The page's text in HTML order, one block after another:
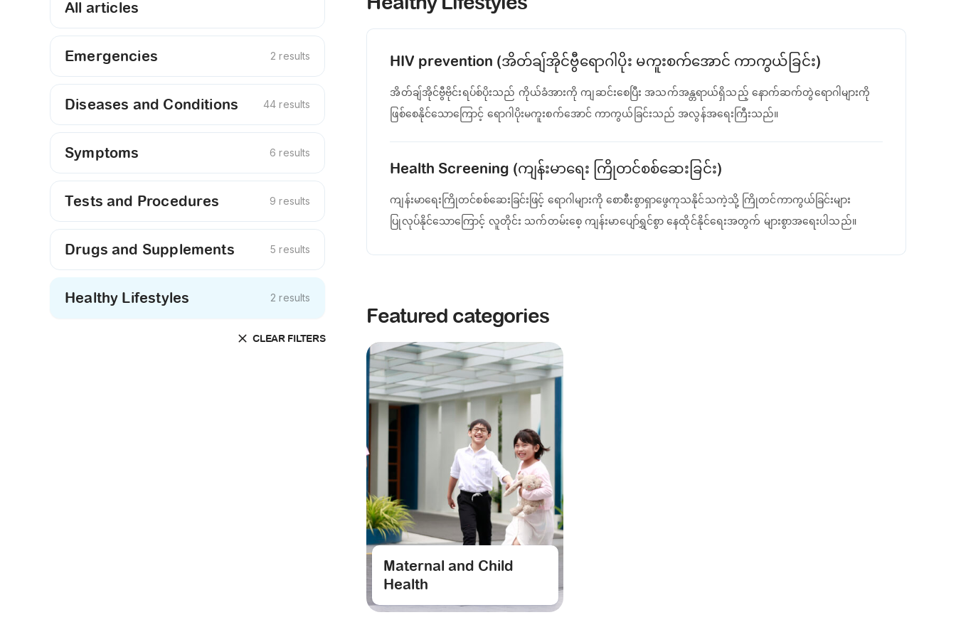
All articles
Emergencies 2 results
Diseases and Conditions 44 results
Symptoms 6 results
Tests and Procedures 9 results
Drugs and Supplements 5 results
Healthy Lifestyles 2 results
CLEAR FILTERS
Featured categories
Maternal and Child
Health
HIV prevention (အိတ်ချ်အိုင်ဗွီရောဂါပိုး မကူးစက်အောင် ကာကွယ်ခြင်း)
အိတ်ချ်အိုင်ဗွီဗိုင်းရပ်စ်ပိုးသည် ကိုယ်ခံအားကို ကျဆင်းစေပြီး အသက်အန္တရာယ်ရှိသည့် နောက်ဆက်တွဲရောဂါများကို
ဖြစ်စေနိုင်သောကြောင့် ရောဂါပိုးမကူးစက်အောင် ကာကွယ်ခြင်းသည် အလွန်အရေးကြီးသည်။
Health Screening (ကျန်းမာရေး ကြိုတင်စစ်ဆေးခြင်း)
ကျန်းမာရေးကြိုတင်စစ်ဆေးခြင်းဖြင့် ရောဂါများကို စောစီးစွာရှာဖွေကုသနိုင်သကဲ့သို့ ကြိုတင်ကာကွယ်ခြင်းများ
ပြုလုပ်နိုင်သောကြောင့် လူတိုင်း သက်တမ်းစေ့ ကျန်းမာပျော်ရွှင်စွာ နေထိုင်နိုင်ရေးအတွက် များစွာအရေးပါသည်။